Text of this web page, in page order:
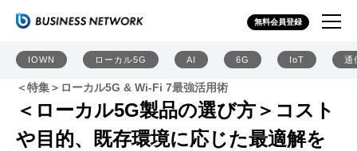
無料会員登録
IOWN ローカル5G AI 6G IoT 通
＜特集＞ローカル5G & Wi-Fi 7最強活用術
＜ローカル5G製品の選び方＞コスト
や目的、既存環境に応じた最適解を